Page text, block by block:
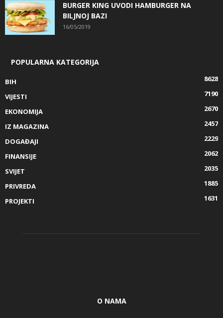
BURGER KING UVODI HAMBURGER NA
BILJNOJ BAZI
16/05/2019
POPULARNA KATEGORIJA
BIH
8628
VIJESTI
7190
EKONOMIJA
2670
IZ MAGAZINA
2457
DOGAĐAJI
2229
FINANSIJE
2062
SVIJET
2035
PRIVREDA
1885
PROJEKTI
1631
O NAMA